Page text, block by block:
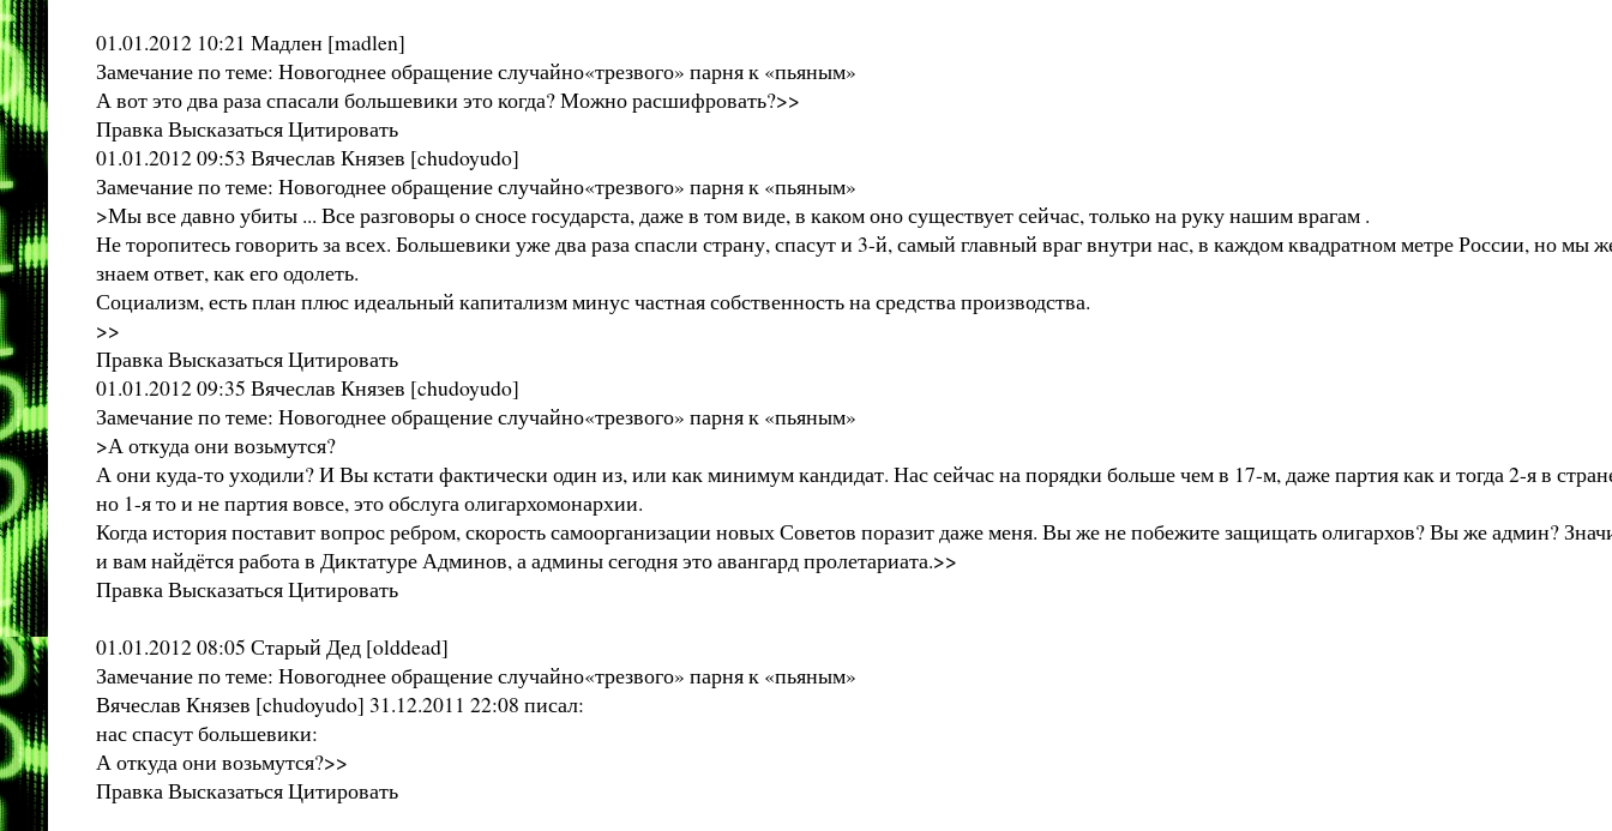
01.01.2012 10:21 Мадлен [madlen]
Замечание по теме: Новогоднее обращение случайно«трезвого» парня к «пьяным»
А вот это два раза спасали большевики это когда? Можно расшифровать?>>
Правка Высказаться Цитировать
01.01.2012 09:53 Вячеслав Князев [chudoyudo]
Замечание по теме: Новогоднее обращение случайно«трезвого» парня к «пьяным»
>Мы все давно убиты ... Все разговоры о сносе государста, даже в том виде, в каком оно существует сейчас, только на руку нашим врагам .
Не торопитесь говорить за всех. Большевики уже два раза спасли страну, спасут и 3-й, самый главный враг внутри нас, в каждом квадратном метре России, но мы
знаем ответ, как его одолеть.
Социализм, есть план плюс идеальный капитализм минус частная собственность на средства производства.
>>
Правка Высказаться Цитировать
01.01.2012 09:35 Вячеслав Князев [chudoyudo]
Замечание по теме: Новогоднее обращение случайно«трезвого» парня к «пьяным»
>А откуда они возьмутся?
А они куда-то уходили? И Вы кстати фактически один из, или как минимум кандидат. Нас сейчас на порядки больше чем в 17-м, даже партия как и тогда 2-я в
но 1-я то и не партия вовсе, это обслуга олигархомонархии.
Когда история поставит вопрос ребром, скорость самоорганизации новых Советов поразит даже меня. Вы же не побежите защищать олигархов? Вы же админ?
и вам найдётся работа в Диктатуре Админов, а админы сегодня это авангард пролетариата.>>
Правка Высказаться Цитировать
01.01.2012 08:05 Старый Дед [olddead]
Замечание по теме: Новогоднее обращение случайно«трезвого» парня к «пьяным»
Вячеслав Князев [chudoyudo] 31.12.2011 22:08 писал:
нас спасут большевики:
А откуда они возьмутся?>>
Правка Высказаться Цитировать